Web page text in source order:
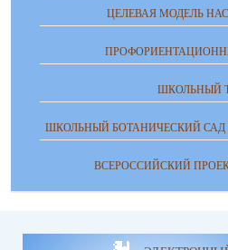
ЦЕЛЕВАЯ МОДЕЛЬ
ШКОЛЬНЫЙ
ШКОЛЬНЫЙ БОТАНИЧЕСКИЙ
ВСЕРОССИЙСКИЙ